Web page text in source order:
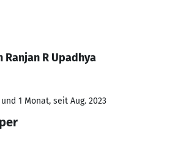
R Upadhya
1 Monat, seit Aug. 2023